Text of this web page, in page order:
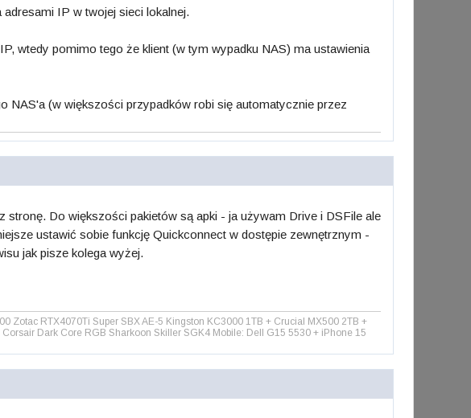
IP w twojej sieci lokalnej.
wtedy pomimo tego że klient (w tym wypadku NAS) ma ustawienia
NAS'a (w większości przypadków robi się automatycznie przez
Do większości pakietów są apki - ja używam Drive i DSFile ale
ustawić sobie funkcję Quickconnect w dostępie zewnętrznym -
jak pisze kolega wyżej.
Zotac RTX4070Ti Super SBX AE-5 Kingston KC3000 1TB + Crucial MX500 2TB +
Dark Core RGB Sharkoon Skiller SGK4 Mobile: Dell G15 5530 + iPhone 15